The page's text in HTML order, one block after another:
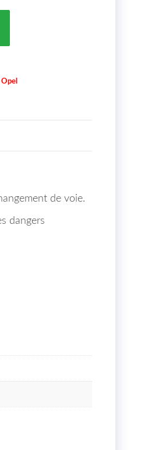
Opel
de voie.
dangers